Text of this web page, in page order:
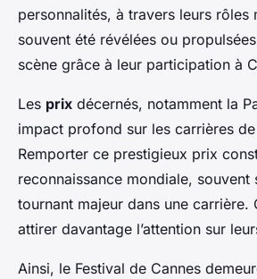
personnalités, à travers leurs rôles
souvent été révélées ou
scène grâce à leur participation à
Les prix décernés, notamment la
impact profond sur les carrières
Remporter ce prestigieux prix
reconnaissance mondiale, souvent
tournant majeur dans une carrière.
attirer davantage l’attention sur
Ainsi, le Festival de Cannes